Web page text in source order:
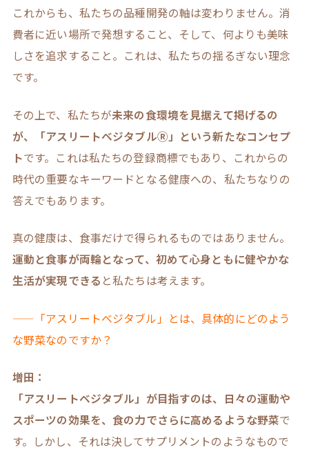
これからも、私たちの品種開発の軸は変わりません。消
費者に近い場所で発想すること、そして、何よりも美味
しさを追求すること。これは、私たちの揺るぎない理念
です。
その上で、私たちが未来の食環境を見据えて掲げるの
が、「アスリートベジタブルⓇ」という新たなコンセプ
トです。これは私たちの登録商標でもあり、これからの
時代の重要なキーワードとなる健康への、私たちなりの
答えでもあります。
真の健康は、食事だけで得られるものではありません。
運動と食事が両輪となって、初めて心身ともに健やかな
生活が実現できる と私たちは考えます。
——「アスリートベジタブル」とは、具体的にどのよう
な野菜なのですか？
増田：
「アスリートベジタブル」が目指すのは、日々の運動や
スポーツの効果を、食の力でさらに高めるような野菜で
す。しかし、それは決してサプリメントのようなもので